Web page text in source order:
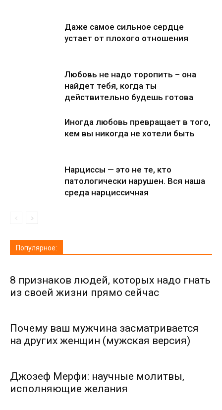
Даже самое сильное сердце
устает от плохого отношения
Любовь не надо торопить – она
найдет тебя, когда ты
действительно будешь готова
Иногда любовь превращает в того,
кем вы никогда не хотели быть
Нарциссы — это не те, кто
патологически нарушен. Вся наша
среда нарциссичная
Популярное:
8 признаков людей, которых надо гнать
из своей жизни прямо сейчас
Почему ваш мужчина засматривается
на других женщин (мужская версия)
Джозеф Мерфи: научные молитвы,
исполняющие желания